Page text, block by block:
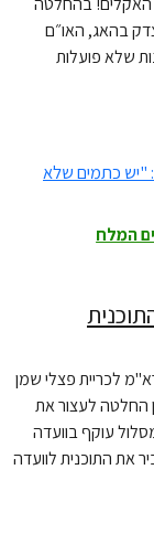
בהאג, האו״ם
שלא פועלות
ואף
ים המלח
לכריית פצלי שמן
החלטה לעצור את
עוקף בוועדה
את התוכנית לוועדה
ישראל. כעת